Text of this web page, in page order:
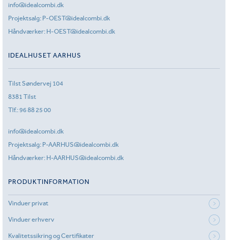
info@idealcombi.dk
Projektsalg: P-OEST@idealcombi.dk
Håndværker: H-OEST@idealcombi.dk
IDEALHUSET AARHUS
Tilst Søndervej 104
8381 Tilst
Tlf.:96 88 25 00
info@idealcombi.dk
Projektsalg: P-AARHUS@idealcombi.dk
Håndværker: H-AARHUS@idealcombi.dk
PRODUKTINFORMATION
Vinduer privat
Vinduer erhverv
Kvalitetssikring og Certifikater